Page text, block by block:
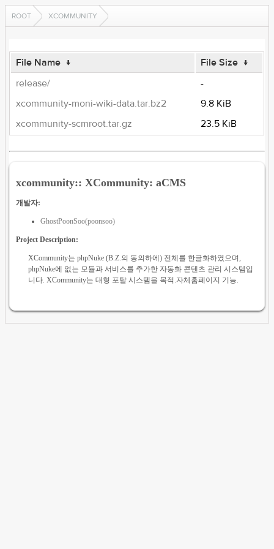
ROOT XCOMMUNITY
File Name ↓ File Size ↓
release/
-
xcommunity-moni-wiki-data.tar.bz2
9.8 KiB
xcommunity-scmroot.tar.gz
23.5 KiB
xcommunity:: XCommunity: aCMS
개발자:
GhostPoonSoo(poonsoo)
Project Description:
XCommunity는 phpNuke (B.Z.의 동의하에) 전체를 한글화하였으며,
phpNuke에 없는 모듈과 서비스를 추가한 자동화 콘텐츠 관리 시스템입
니다. XCommunity는 대형 포탈 시스템을 목적.자체홈페이지 기능.